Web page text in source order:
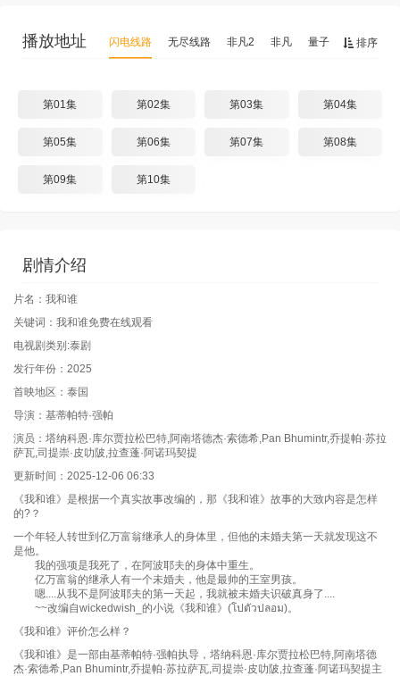
排序
播放地址 闪电线路 无尽线路 非凡2 非凡 量子
第01集 第02集 第03集 第04集
第05集 第06集 第07集 第08集
第09集 第10集
剧情介绍
片名：我和谁
关键词：我和谁免费在线观看
电视剧类别:泰剧
发行年份：2025
首映地区：泰国
导演：基蒂帕特·强帕
演员：塔纳科恩·库尔贾拉松巴特,阿南塔德杰·索德希,Pan Bhumintr,乔提帕·苏拉
萨瓦,司提崇·皮叻陂,拉查蓬·阿诺玛契提
更新时间：2025-12-06 06:33
《我和谁》是根据一个真实故事改编的，那《我和谁》故事的大致内容是怎样
的?？
一个年轻人转世到亿万富翁继承人的身体里，但他的未婚夫第一天就发现这不
是他。
我的强项是我死了，在阿波耶夫的身体中重生。
亿万富翁的继承人有一个未婚夫，他是最帅的王室男孩。
嗯....从我不是阿波耶夫的第一天起，我就被未婚夫识破真身了....
~~改编自wickedwish_的小说《我和谁》(โปตัวปลอม)。
《我和谁》评价怎么样？
《我和谁》是一部由基蒂帕特·强帕执导，塔纳科恩·库尔贾拉松巴特,阿南塔德
杰·索德希,Pan Bhumintr,乔提帕·苏拉萨瓦,司提崇·皮叻陂,拉查蓬·阿诺玛契提主